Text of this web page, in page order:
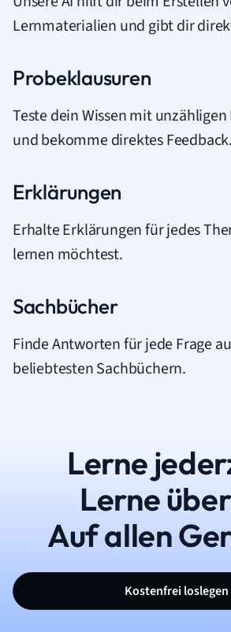
Lernmaterialien und gibt dir
Probeklausuren
Teste dein Wissen mit
und bekomme direktes Feedback.
Erklärungen
Erhalte Erklärungen für jedes
lernen möchtest.
Sachbücher
Finde Antworten für jede Frage
beliebtesten Sachbüchern.
Lerne
Lerne
Auf allen
Kostenfrei loslegen